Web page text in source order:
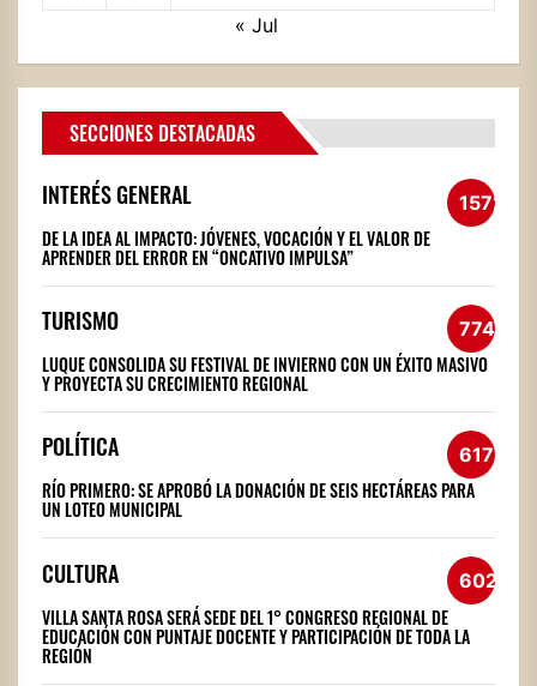
« Jul
SECCIONES DESTACADAS
INTERÉS GENERAL 1572
DE LA IDEA AL IMPACTO: JÓVENES, VOCACIÓN Y EL VALOR DE
APRENDER DEL ERROR EN “ONCATIVO IMPULSA”
TURISMO 774
LUQUE CONSOLIDA SU FESTIVAL DE INVIERNO CON UN ÉXITO MASIVO
Y PROYECTA SU CRECIMIENTO REGIONAL
POLÍTICA 617
RÍO PRIMERO: SE APROBÓ LA DONACIÓN DE SEIS HECTÁREAS PARA
UN LOTEO MUNICIPAL
CULTURA 602
VILLA SANTA ROSA SERÁ SEDE DEL 1° CONGRESO REGIONAL DE
EDUCACIÓN CON PUNTAJE DOCENTE Y PARTICIPACIÓN DE TODA LA
REGIÓN